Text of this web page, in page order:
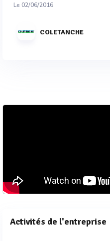
Le 02/06/2016
COLETANCHE
Activités de l'entreprise